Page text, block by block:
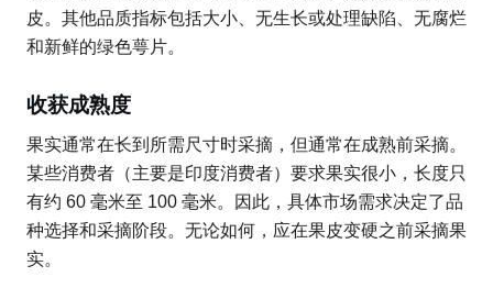
皮。其他品质指标包括大小、无生长或处理缺陷、无腐烂
和新鲜的绿色萼片。
收获成熟度
果实通常在长到所需尺寸时采摘，但通常在成熟前采摘。
某些消费者（主要是印度消费者）要求果实很小，长度只
有约 60 毫米至 100 毫米。因此，具体市场需求决定了品
种选择和采摘阶段。无论如何，应在果皮变硬之前采摘果
实。